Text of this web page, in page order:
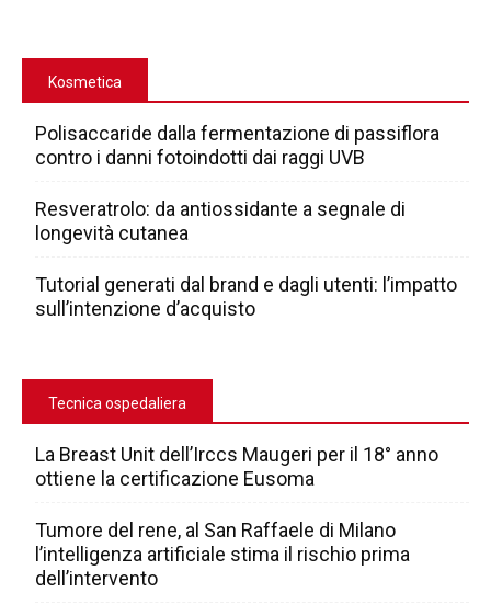
Kosmetica
Polisaccaride dalla fermentazione di passiflora
contro i danni fotoindotti dai raggi UVB
Resveratrolo: da antiossidante a segnale di
longevità cutanea
Tutorial generati dal brand e dagli utenti: l’impatto
sull’intenzione d’acquisto
Tecnica ospedaliera
La Breast Unit dell’Irccs Maugeri per il 18° anno
ottiene la certificazione Eusoma
Tumore del rene, al San Raffaele di Milano
l’intelligenza artificiale stima il rischio prima
dell’intervento